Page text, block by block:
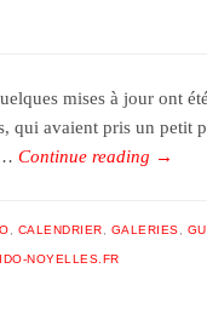
mises à jour ont
qui avaient pris un petit
…Continue reading →
, CALENDRIER, GALERIES,
NOYELLES.FR